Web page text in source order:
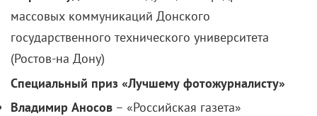
массовых коммуникаций Донского
государственного технического университета
(Ростов-на Дону)
Специальный приз «Лучшему фотожурналисту»
Владимир Аносов – «Российская газета»